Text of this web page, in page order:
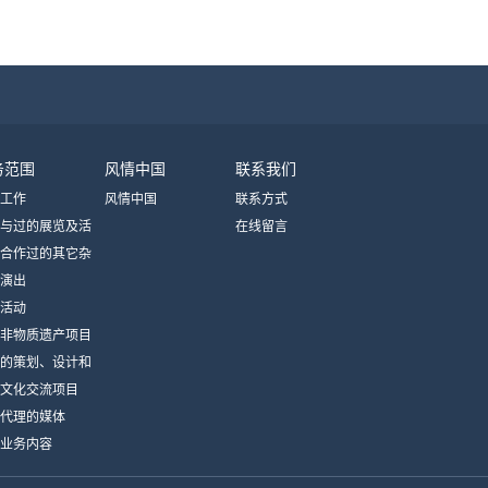
围
作
过的展览及活
作过的其它杂
出
动
物质遗产项目
策划、设计和
化交流项目
理的媒体
务内容
风情中国
风情中国
联系我们
联系方式
在线留言